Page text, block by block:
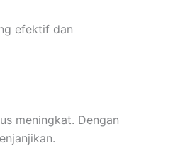
efektif dan
meningkat. Dengan